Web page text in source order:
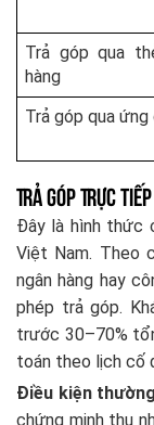
Trả góp qua
hàng
Trả góp qua
Trả Góp Trực
Đây là hình thức
Việt Nam. Theo
ngân hàng hay
phép trả góp.
trước 30–70%
toán theo lịch cố
Điều kiện
chứng minh thu